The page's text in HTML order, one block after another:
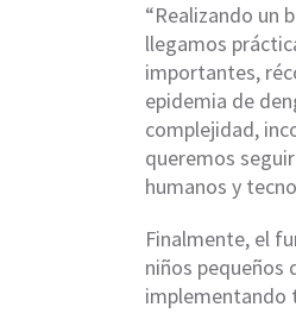
“Realizando un
llegamos
importantes,
epidemia de
complejidad,
queremos
humanos y
Finalmente, el
niños pequeños
implementando